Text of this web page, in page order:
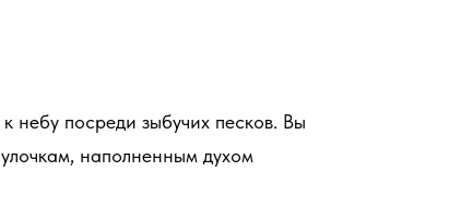
небу посреди зыбучих песков. Вы
наполненным духом